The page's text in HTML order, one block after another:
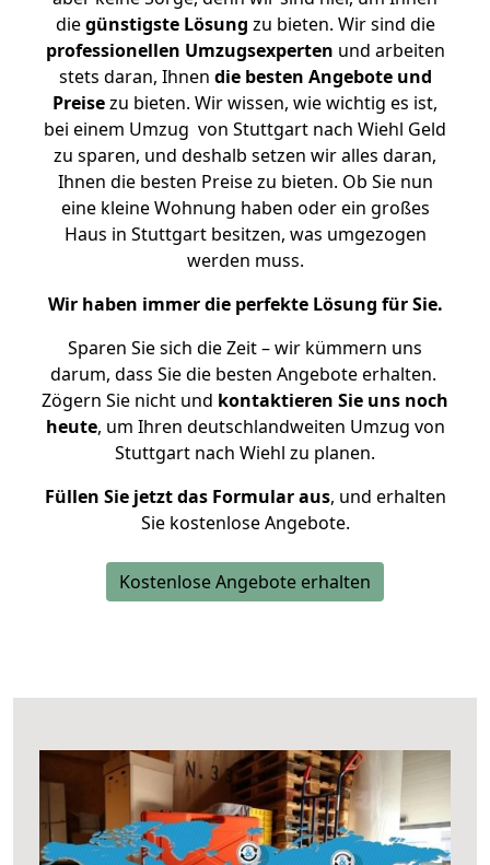
diegünstigste Lösung zu bieten. Wir sind die
professionellen Umzugsexperten und arbeiten
stets daran, Ihnen die besten Angebote und
Preisezu bieten. Wir wissen, wie wichtig es ist,
bei einem Umzug von Stuttgart nach Wiehl Geld
zu sparen, und deshalb setzen wir alles daran,
Ihnen die besten Preise zu bieten. Ob Sie nun
eine kleine Wohnung haben oder ein großes
Haus in Stuttgart besitzen, was umgezogen
werden muss.
Wir haben immer die perfekte Lösung für Sie.
Sparen Sie sich die Zeit – wir kümmern uns
darum, dass Sie die besten Angebote erhalten.
Zögern Sie nicht und kontaktieren Sie uns noch
heute, um Ihren deutschlandweiten Umzug von
Stuttgart nach Wiehl zu planen.
Füllen Sie jetzt das Formular aus, und erhalten
Sie kostenlose Angebote.
Kostenlose Angebote erhalten